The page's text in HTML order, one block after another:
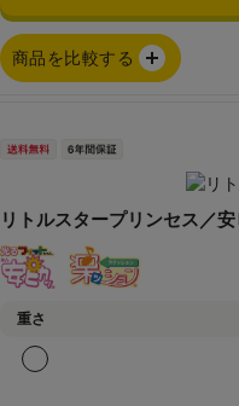
商品を比較する
リトルスタープリンセス／
重さ